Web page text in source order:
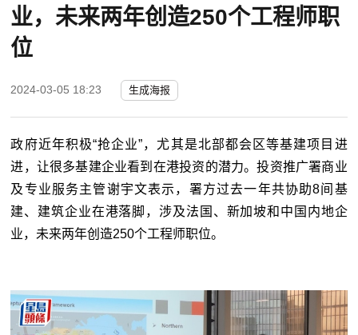
业，未来两年创造250个工程师职
位
2024-03-05 18:23 生成海报
政府近年积极“抢企业”，尤其是北部都会区等基建项目进
进，让很多基建企业看到在港投资的潜力。投资推广署商业
及专业服务主管谢宇文表示，署方过去一年共协助8间基
建、建筑企业在港落脚，涉及法国、新加坡和中国内地企
业，未来两年创造250个工程师职位。